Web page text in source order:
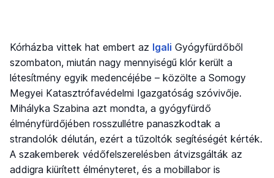
Kórházba vittek hat embert az Igali Gyógyfürdőből
szombaton, miután nagy mennyiségű klór került a
létesítmény egyik medencéjébe – közölte a Somogy
Megyei Katasztrófavédelmi Igazgatóság szóvivője.
Mihályka Szabina azt mondta, a gyógyfürdő
élményfürdőjében rosszullétre panaszkodtak a
strandolók délután, ezért a tűzoltók segítéségét kérték.
A szakemberek védőfelszerelésben átvizsgálták az
addigra kiürített élményteret, és a mobillabor is